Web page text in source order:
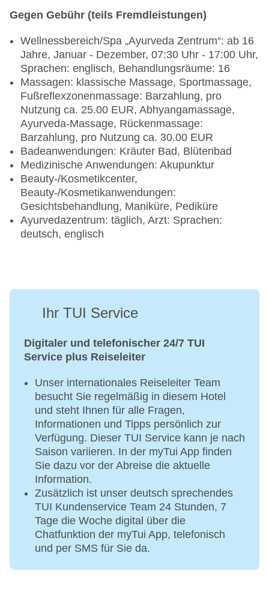
Gegen Gebühr (teils Fremdleistungen)
Wellnessbereich/Spa „Ayurveda Zentrum“: ab 16
Jahre, Januar - Dezember, 07:30 Uhr - 17:00 Uhr,
Sprachen: englisch, Behandlungsräume: 16
Massagen: klassische Massage, Sportmassage,
Fußreflexzonenmassage: Barzahlung, pro
Nutzung ca. 25.00 EUR, Abhyangamassage,
Ayurveda-Massage, Rückenmassage:
Barzahlung, pro Nutzung ca. 30.00 EUR
Badeanwendungen: Kräuter Bad, Blütenbad
Medizinische Anwendungen: Akupunktur
Beauty-/Kosmetikcenter,
Beauty-/Kosmetikanwendungen:
Gesichtsbehandlung, Maniküre, Pediküre
Ayurvedazentrum: täglich, Arzt: Sprachen:
deutsch, englisch
Ihr TUI Service
Digitaler und telefonischer 24/7 TUI
Service plus Reiseleiter
Unser internationales Reiseleiter Team
besucht Sie regelmäßig in diesem Hotel
und steht Ihnen für alle Fragen,
Informationen und Tipps persönlich zur
Verfügung. Dieser TUI Service kann je nach
Saison variieren. In der myTui App finden
Sie dazu vor der Abreise die aktuelle
Information.
Zusätzlich ist unser deutsch sprechendes
TUI Kundenservice Team 24 Stunden, 7
Tage die Woche digital über die
Chatfunktion der myTui App, telefonisch
und per SMS für Sie da.